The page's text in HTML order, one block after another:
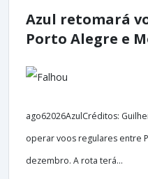
Azul retomará
Porto Alegre e
ago62026AzulCréditos:
operar voos regulares entre
dezembro. A rota terá...